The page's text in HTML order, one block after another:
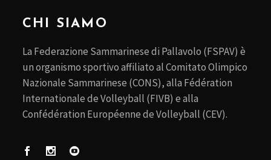
CHI SIAMO
La Federazione Sammarinese di Pallavolo (FSPAV) è
un organismo sportivo affiliato al Comitato Olimpico
Nazionale Sammarinese (CONS), alla Fédération
Internationale de Volleyball (FIVB) e alla
Confédération Européenne de Volleyball (CEV).